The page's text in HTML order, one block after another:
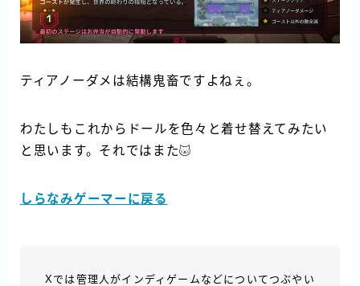
ティアノーダメは結構鬼畜ですよねぇ。
わたしもこれからドールを色々と着せ替えてみたい
と思います。それではまた
しらなみゲーマーに戻る
Xでは管理人がインディゲームなどについてつぶやい